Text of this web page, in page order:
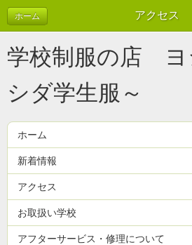
アクセス
ホーム
学校制服の店
シダ学生服～
ホーム
新着情報
アクセス
お取扱い学校
アフターサービス・修理について